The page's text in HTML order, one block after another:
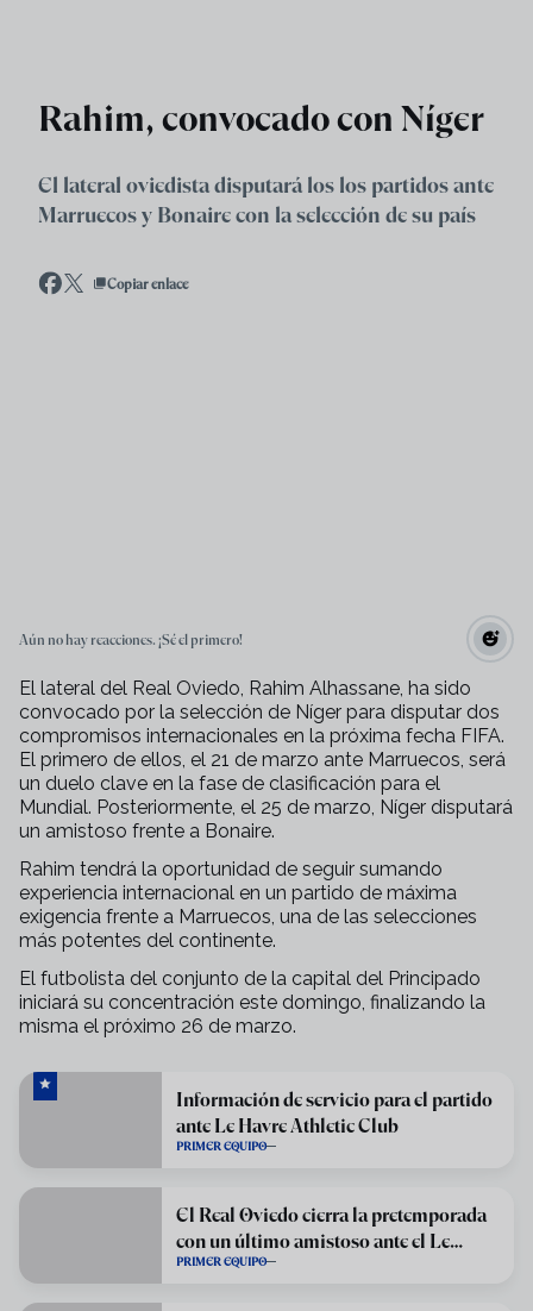
Rahim, convocado con Níger
El lateral oviedista disputará los los partidos ante
Marruecos y Bonaire con la selección de su país
Copiar enlace
Aún no hay reacciones. ¡Sé el primero!
El lateral del Real Oviedo, Rahim Alhassane, ha sido
convocado por la selección de Níger para disputar dos
compromisos internacionales en la próxima fecha FIFA.
El primero de ellos, el 21 de marzo ante Marruecos, será
un duelo clave en la fase de clasificación para el
Mundial. Posteriormente, el 25 de marzo, Níger disputará
un amistoso frente a Bonaire.
Rahim tendrá la oportunidad de seguir sumando
experiencia internacional en un partido de máxima
exigencia frente a Marruecos, una de las selecciones
más potentes del continente.
El futbolista del conjunto de la capital del Principado
iniciará su concentración este domingo, finalizando la
misma el próximo 26 de marzo.
Información de servicio para el partido
ante Le Havre Athletic Club
PRIMER EQUIPO
El Real Oviedo cierra la pretemporada
con un último amistoso ante el Le
Havre
PRIMER EQUIPO